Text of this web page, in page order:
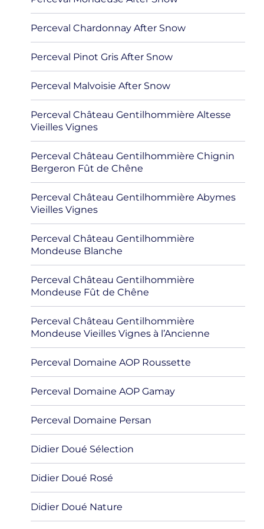
Perceval Chardonnay After Snow
Perceval Pinot Gris After Snow
Perceval Malvoisie After Snow
Perceval Château Gentilhommière Altesse
Vieilles Vignes
Perceval Château Gentilhommière Chignin
Bergeron Fût de Chêne
Perceval Château Gentilhommière Abymes
Vieilles Vignes
Perceval Château Gentilhommière
Mondeuse Blanche
Perceval Château Gentilhommière
Mondeuse Fût de Chêne
Perceval Château Gentilhommière
Mondeuse Vieilles Vignes à l’Ancienne
Perceval Domaine AOP Roussette
Perceval Domaine AOP Gamay
Perceval Domaine Persan
Didier Doué Sélection
Didier Doué Rosé
Didier Doué Nature